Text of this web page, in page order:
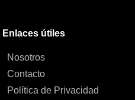
Enlaces útiles
Nosotros
Contacto
Política de Privacidad